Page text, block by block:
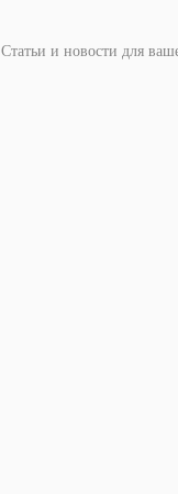
Статьи и новости для